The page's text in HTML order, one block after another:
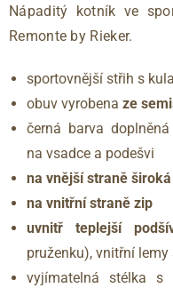
Nápaditý kotník ve
Remonte by Rieker.
sportovnější střih s
obuv vyrobena ze
černá barva
na vsadce a podešvi
na vnější straně
na vnitřní straně zip
uvnitř teplejší
pruženku), vnitřní lemy
vyjímatelná stélka s